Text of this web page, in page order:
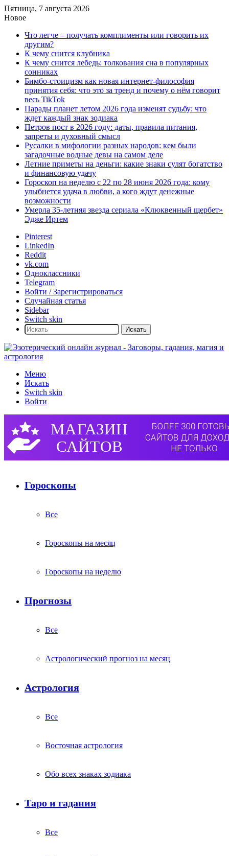
Пятница, 7 августа 2026
Новое
Что легче – получать комплименты или говорить их
другим?
К чему снится клубника
К чему снится лебедь: толкования сна в популярных
сонниках
Бимбо-стоицизм как новая интернет-философия
принятия себя: что это за тренд и почему о нём говорит
весь TikTok
Парады планет летом 2026 года изменят судьбу: что
ждет каждый знак зодиака
Петров пост в 2026 году: даты, правила питания,
запреты и духовный смысл
Русалки в мифологии разных народов: кем были
загадочные водные девы на самом деле
Летние приметы на деньги: какие знаки сулят богатство
и финансовую удачу
Гороскоп на неделю с 22 по 28 июня 2026 года: кому
улыбнется удача в любви, а кого ждут денежные
возможности
Умерла 35-летняя звезда сериала «Клюквенный щербет»
Эдже Иртем
Pinterest
LinkedIn
Reddit
vk.com
Одноклассники
Telegram
Войти / Зарегистрироваться
Случайная статья
Sidebar
Switch skin
Искать
Меню
Искать
Switch skin
Войти
Гороскопы
Все
Гороскопы на месяц
Гороскопы на неделю
Прогнозы
Все
Астрологический прогноз на месяц
Астрология
Все
Восточная астрология
Обо всех знаках зодиака
Таро и гадания
Все